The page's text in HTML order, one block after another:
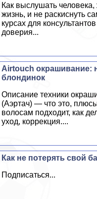
Как выслушать
жизнь, и не раскиснуть
курсах для
доверия...
Airtouch окрашивание:
блондинок
Описание техники
(Аэртач) — что это,
волосам подходит, как
уход, коррекция....
Как не потерять свой
Подписаться...